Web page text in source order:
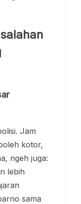
Jam
kotor,
ngeh juga:
lebih
sama